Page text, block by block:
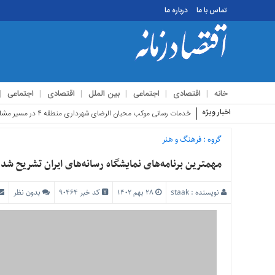
تماس با ما درباره ما
خانه اقتصادی اجتماعی بین الملل اقتصادی اجتماعی
تماس
ما
درباره
اخبار ویژه استقبال زا
گروه :فرهنگ و هنر
مهمترین برنامه‌های نمایشگاه رسانه‌های ایران تشریح شد
نویسنده :staak کد خبر 90464 بدون نظر